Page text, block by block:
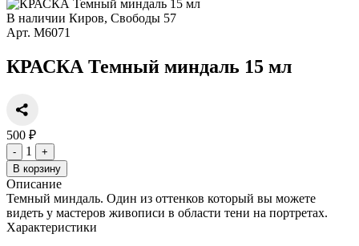
В наличии Киров, Свободы 57
Арт. М6071
КРАСКА Темный миндаль 15 мл
500 ₽
- 1
+
В корзину
Описание
Темный миндаль. Один из оттенков который вы можете
видеть у мастеров живописи в области тени на портретах.
Характеристики